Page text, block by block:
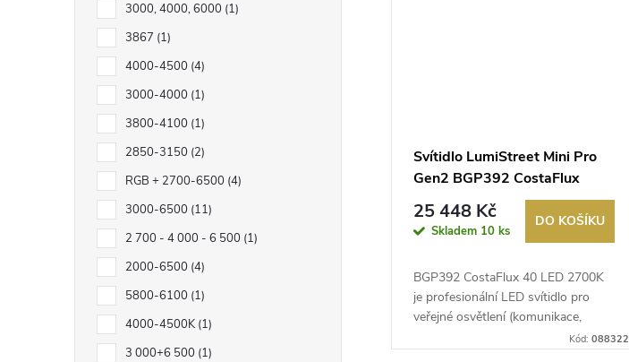
3000, 4000, 6000 1
3867 1
4000-4500 4
3000-4000 1
3800-4100 1
2850-3150 2
RGB + 2700-6500 4
3000-6500 11
2 700 - 4 000 - 6 500 1
2000-6500 4
5800-6100 1
4000-4500K 1
3 000+6 500 1
Svítidlo LumiStreet Mini Pro
Gen2 BGP392 CostaFlux
40LED 30W/2700K PHILIPS
25 448 Kč
Skladem 10 ks
DO KOŠÍKU
BGP392 CostaFlux 40 LED 2700K
je profesionální LED svítidlo pro
veřejné osvětlení (komunikace,
Kód:088322